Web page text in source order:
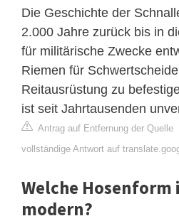
Die Geschichte der
2.000 Jahre zurück bis in
für militärische Zwecke
Riemen für
Reitausrüstung zu
ist seit Jahrtausenden
Antrag auf Entfernung der Quelle
vollständige Antwort auf
Welche Hosenform
modern?